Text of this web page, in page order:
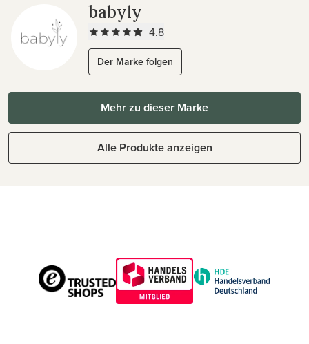
babyly
4.8
Der Marke folgen
Mehr zu dieser Marke
Alle Produkte anzeigen